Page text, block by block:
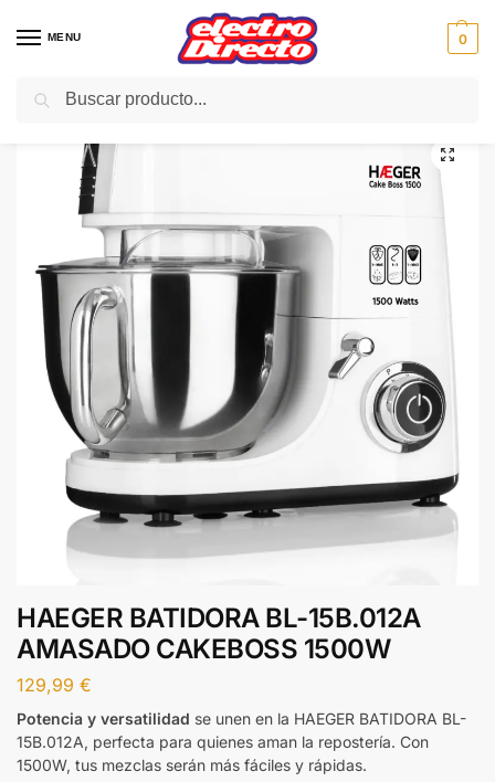
MENU 0
Inicio PAE / Cocina / Batidoras
HAEGER BATIDORA BL-15B.012A
AMASADO CAKEBOSS 1500W
129,99 €
Potencia y versatilidad se unen en la HAEGER BATIDORA BL-
15B.012A, perfecta para quienes aman la repostería. Con
1500W, tus mezclas serán más fáciles y rápidas.